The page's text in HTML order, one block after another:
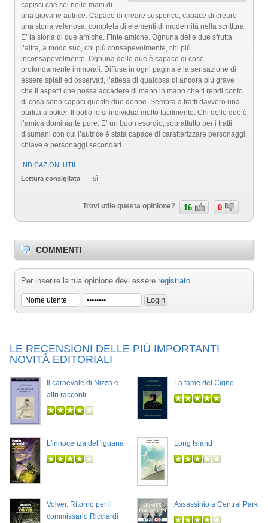
capisci che sei nelle mani di
una giovane autrice. Capace di creare suspence, capace di creare
una storia velenosa, completa di elementi di modernità nella scrittura.
E’ la storia di due amiche. Finte amiche. Ognuna delle due sfrutta
l’altra, a modo suo, chi più consapevolmente, chi più
inconsapevolmente. Ognuna delle due è capace di cose
profondamente immorali. Diffusa in ogni pagina è la sensazione di
essere spiati ed osservati, l’attesa di qualcosa di ancora più grave
che ti aspetti che possa accadere di mano in mano che ti rendi conto
di cosa sono capaci queste due donne. Sembra a tratti davvero una
partita a poker. Il pollo lo si individua molto facilmente. Chi delle due è
l’amica dominante pure. E’ un buon esordio, soprattutto per i tratti
disumani con cui l’autrice è stata capace di caratterizzare personaggi
chiave e personaggi secondari.
INDICAZIONI UTILI
Lettura consigliata
sì
Trovi utile questa opinione? 16 0
COMMENTI
Per inserire la tua opinione devi essere registrato.
LE RECENSIONI DELLE PIÙ IMPORTANTI
NOVITÀ EDITORIALI
Il carnevale di Nizza e
altri racconti
La fame del Cigno
L'innocenza dell'iguana Long Island
Volver. Ritorno per il
commissario Ricciardi
Assassinio a Central Park